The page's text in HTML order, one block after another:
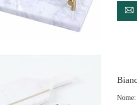
